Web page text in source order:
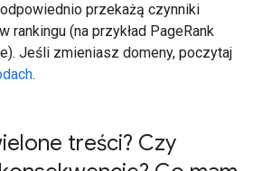
odpowiednio przekażą czynniki
rankingu (na przykład PageRank
Jeśli zmieniasz domeny, poczytaj
.
treści? Czy